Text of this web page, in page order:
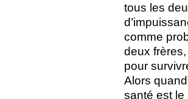
tous les
comme
deux
pour
Alors
santé est le